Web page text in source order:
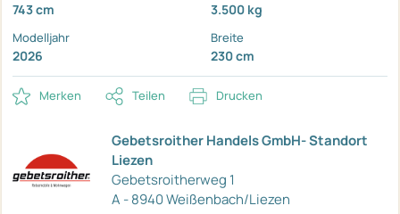
743 cm 3.500 kg
Modelljahr
2026
Breite
230 cm
Merken Teilen Drucken
Gebetsroither Handels GmbH- Standort
Liezen
Gebetsroitherweg 1
A - 8940 Weißenbach/Liezen